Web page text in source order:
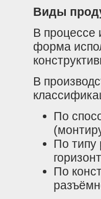
Виды
В процессе
форма
В
По
По типу
По